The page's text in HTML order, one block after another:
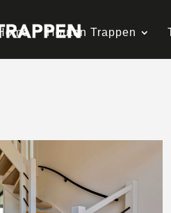
Home Houten Trappen